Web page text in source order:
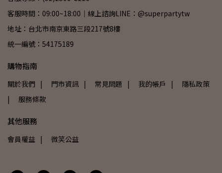
客服時間：09:00~18:00｜線上諮詢LINE：@superpartytw
地址：台北市南京東路三段217號8樓
統一編號：54175189
購物指南
關於我們 | 門市資訊 | 常見問題 | 我的帳戶
| 隱私政策
| 服務條款
其他服務
會員權益 | 微笑公益